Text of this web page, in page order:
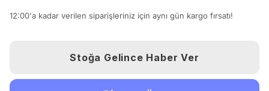
12:00'a kadar verilen siparişleriniz için aynı gün kargo fırsatı!
Stoğa Gelince Haber Ver